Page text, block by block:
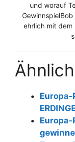
und worauf
ehrlich mit